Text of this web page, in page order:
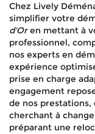
Chez Lively
simplifier votre
d'Oren mettant à
professionnel,
nos experts en
expérience
prise en charge
engagement
de nos
cherchant à
préparant une